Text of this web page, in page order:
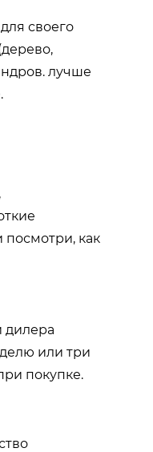
своего
лучше
как
дилера
или три
покупке.